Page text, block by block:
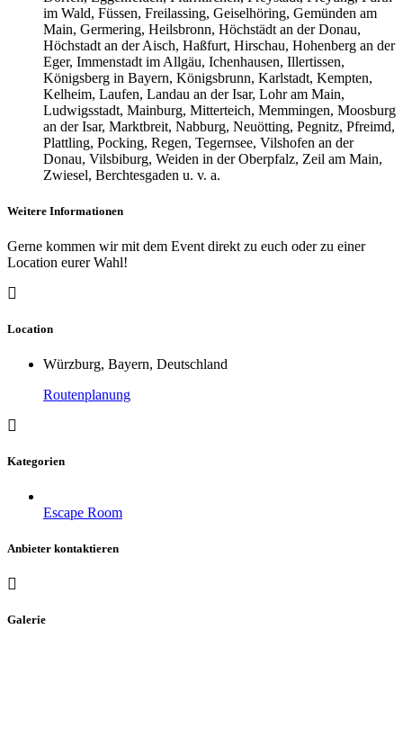
im Wald, Füssen, Freilassing, Geiselhöring, Gemünden am
Main, Germering, Heilsbronn, Höchstädt an der Donau,
Höchstadt an der Aisch, Haßfurt, Hirschau, Hohenberg an der
Eger, Immenstadt im Allgäu, Ichenhausen, Illertissen,
Königsberg in Bayern, Königsbrunn, Karlstadt, Kempten,
Kelheim, Laufen, Landau an der Isar, Lohr am Main,
Ludwigsstadt, Mainburg, Mitterteich, Memmingen, Moosburg
an der Isar, Marktbreit, Nabburg, Neuötting, Pegnitz, Pfreimd,
Plattling, Pocking, Regen, Tegernsee, Vilshofen an der
Donau, Vilsbiburg, Weiden in der Oberpfalz, Zeil am Main,
Zwiesel, Berchtesgaden u. v. a.
Weitere Informationen
Gerne kommen wir mit dem Event direkt zu euch oder zu einer
Location eurer Wahl!
Location
Würzburg, Bayern, Deutschland
Routenplanung
Kategorien
Escape Room
Anbieter kontaktieren
Galerie